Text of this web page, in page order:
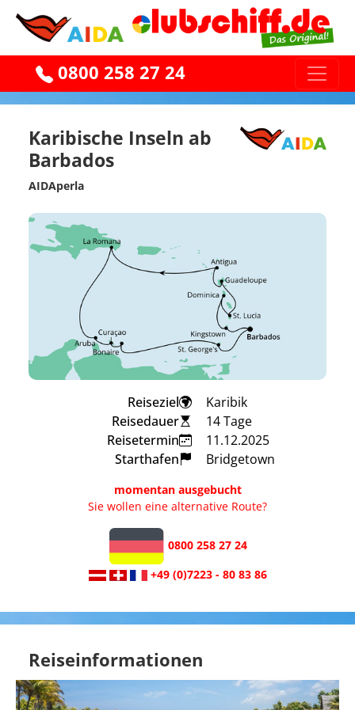
0800 258 27 24
Karibische Inseln ab
Barbados
AIDAperla
Reiseziel
Karibik
Reisedauer
14 Tage
Reisetermin
11.12.2025
Starthafen
Bridgetown
momentan ausgebucht
Sie wollen eine alternative Route?
0800 258 27 24
+49 (0)7223 - 80 83 86
Reiseinformationen